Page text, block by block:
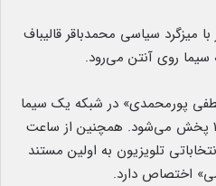
میزگرد سیاسی محمدباقر قالیباف
پورمحمدی» در شبکه یک سیما
به مدت ۳۰ دقیقه از ساعت ۱۶:۳۰ پخش می‌شود. همچنین از ساعت
انتخاباتی تلویزیون به اولین مستند
اختصاص دارد.